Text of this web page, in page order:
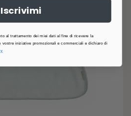
Iscrivimi
al trattamento dei miei dati al fine di ricevere la
vostre iniziative promozionali e commerciali e dichiaro di